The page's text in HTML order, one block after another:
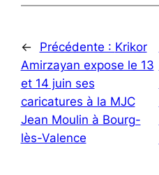
← Précédente : Krikor
Amirzayan expose le 13
et 14 juin ses
caricatures à la MJC
Jean Moulin à Bourg-
lès-Valence